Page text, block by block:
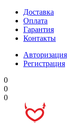
Доставка
Оплата
Гарантия
Контакты
Авторизация
Регистрация
0
0
0